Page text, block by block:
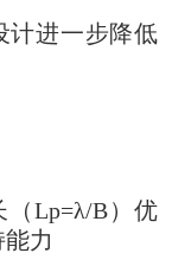
计进一步降低
Lp=λ/B）优
力